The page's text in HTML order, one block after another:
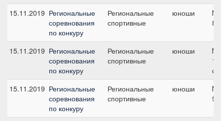
15.11.2019 Региональные
соревнования
по конкуру
Региональные
спортивные
юноши
15.11.2019 Региональные
соревнования
по конкуру
Региональные
спортивные
юноши
см
15.11.2019 Региональные
соревнования
по конкуру
Региональные
спортивные
юноши